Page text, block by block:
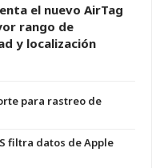
el nuevo AirTag
rango de
y localización
para rastreo de
filtra datos de Apple